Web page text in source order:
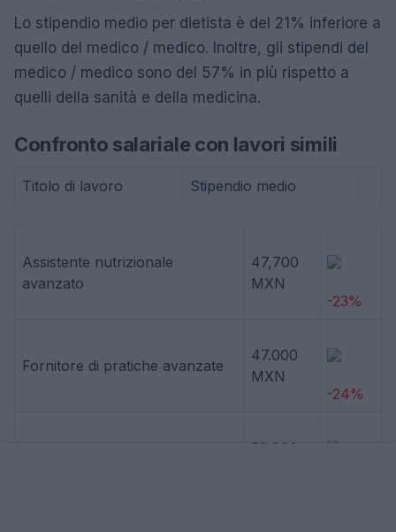
Lo stipendio medio per dietista è del 21% inferiore a
quello del medico / medico. Inoltre, gli stipendi del
medico / medico sono del 57% in più rispetto a
quelli della sanità e della medicina.
Confronto salariale con lavori simili
Titolo di lavoro Stipendio medio
Assistente nutrizionale
avanzato
47,700
MXN
-23%
Fornitore di pratiche avanzate
47.000
MXN
-24%
59.900